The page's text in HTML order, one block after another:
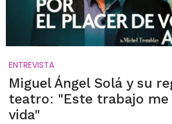
ENTREVISTA
Miguel Ángel Solá y su
teatro: "Este trabajo me
vida"